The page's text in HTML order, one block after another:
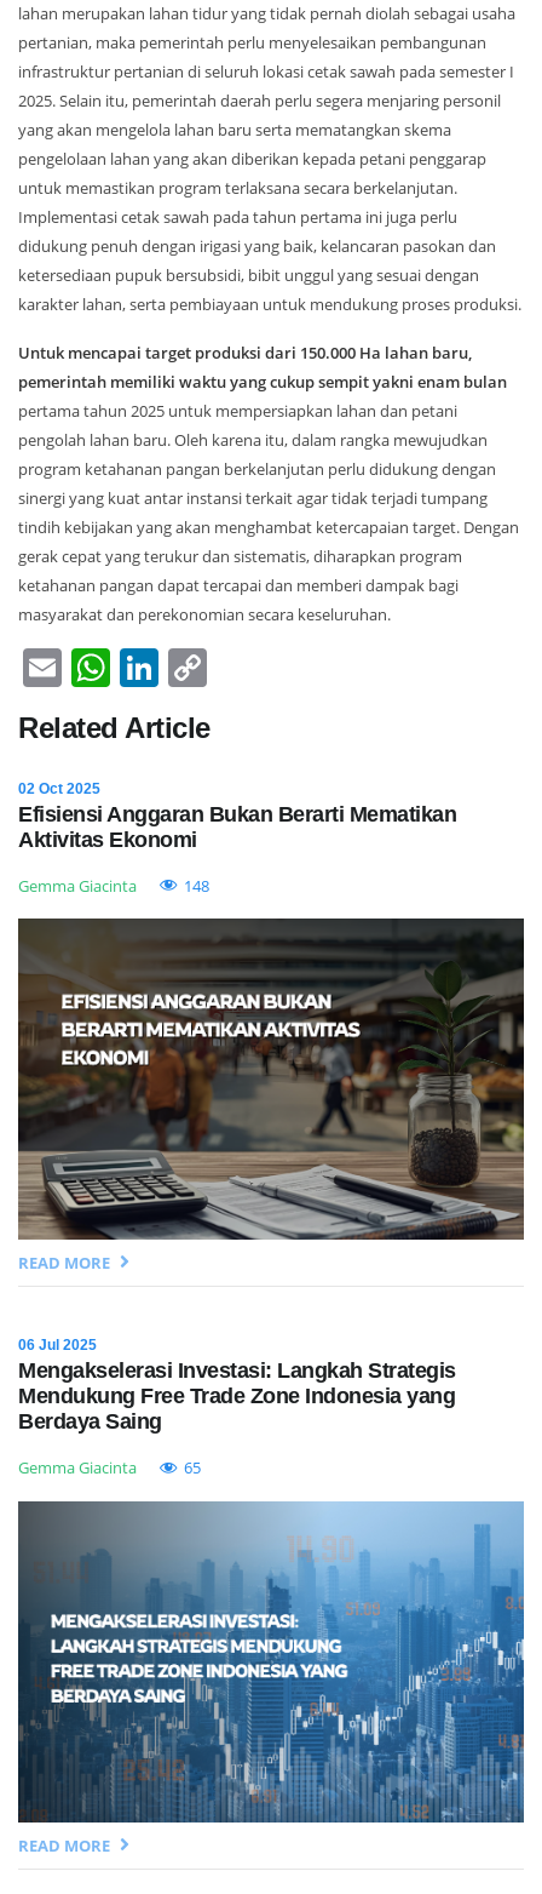
lahan merupakan lahan tidur yang tidak pernah diolah sebagai usaha
pertanian, maka pemerintah perlu menyelesaikan pembangunan
infrastruktur pertanian di seluruh lokasi cetak sawah pada semester I
2025. Selain itu, pemerintah daerah perlu segera menjaring personil
yang akan mengelola lahan baru serta mematangkan skema
pengelolaan lahan yang akan diberikan kepada petani penggarap
untuk memastikan program terlaksana secara berkelanjutan.
Implementasi cetak sawah pada tahun pertama ini juga perlu
didukung penuh dengan irigasi yang baik, kelancaran pasokan dan
ketersediaan pupuk bersubsidi, bibit unggul yang sesuai dengan
karakter lahan, serta pembiayaan untuk mendukung proses produksi.
Untuk mencapai target produksi dari 150.000 Ha lahan baru,
pemerintah memiliki waktu yang cukup sempit yakni enam bulan
pertama tahun 2025 untuk mempersiapkan lahan dan petani
pengolah lahan baru. Oleh karena itu, dalam rangka mewujudkan
program ketahanan pangan berkelanjutan perlu didukung dengan
sinergi yang kuat antar instansi terkait agar tidak terjadi tumpang
tindih kebijakan yang akan menghambat ketercapaian target. Dengan
gerak cepat yang terukur dan sistematis, diharapkan program
ketahanan pangan dapat tercapai dan memberi dampak bagi
masyarakat dan perekonomian secara keseluruhan.
EmailWhatsApp
LinkedIn
Related Article
02 Oct 2025
Efisiensi Anggaran Bukan Berarti Mematikan
Aktivitas Ekonomi
Gemma Giacinta 148
READ MORE
06 Jul 2025
Mengakselerasi Investasi: Langkah Strategis
Mendukung Free Trade Zone Indonesia yang
Berdaya Saing
Gemma Giacinta 65
READ MORE